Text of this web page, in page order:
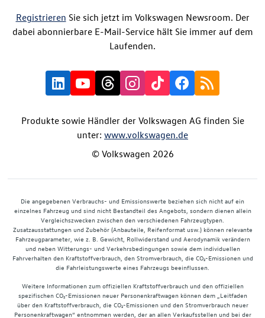
Registrieren Sie sich jetzt im Volkswagen Newsroom. Der
dabei abonnierbare E-Mail-Service hält Sie immer auf dem
Laufenden.
Produkte sowie Händler der Volkswagen AG finden Sie
unter: www.volkswagen.de
© Volkswagen 2026
Die angegebenen Verbrauchs- und Emissionswerte beziehen sich nicht auf ein
einzelnes Fahrzeug und sind nicht Bestandteil des Angebots, sondern dienen allein
Vergleichszwecken zwischen den verschiedenen Fahrzeugtypen.
Zusatzausstattungen und Zubehör (Anbauteile, Reifenformat usw.) können relevante
Fahrzeugparameter, wie z. B. Gewicht, Rollwiderstand und Aerodynamik verändern
und neben Witterungs- und Verkehrsbedingungen sowie dem individuellen
Fahrverhalten den Kraftstoffverbrauch, den Stromverbrauch, die CO₂-Emissionen und
die Fahrleistungswerte eines Fahrzeugs beeinflussen.
Weitere Informationen zum offiziellen Kraftstoffverbrauch und den offiziellen
spezifischen CO₂-Emissionen neuer Personenkraftwagen können dem „Leitfaden
über den Kraftstoffverbrauch, die CO₂-Emissionen und den Stromverbrauch neuer
Personenkraftwagen“ entnommen werden, der an allen Verkaufsstellen und bei der